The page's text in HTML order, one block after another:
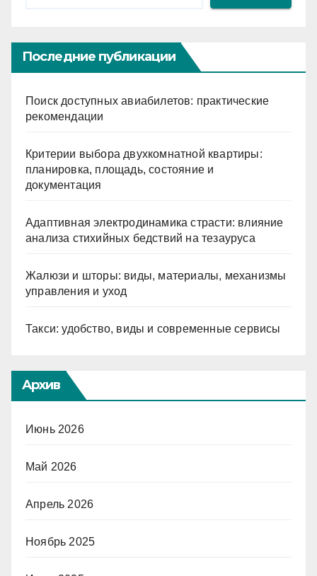
Последние публикации
Поиск доступных авиабилетов: практические
рекомендации
Критерии выбора двухкомнатной квартиры:
планировка, площадь, состояние и
документация
Адаптивная электродинамика страсти: влияние
анализа стихийных бедствий на тезауруса
Жалюзи и шторы: виды, материалы, механизмы
управления и уход
Такси: удобство, виды и современные сервисы
Архив
Июнь 2026
Май 2026
Апрель 2026
Ноябрь 2025